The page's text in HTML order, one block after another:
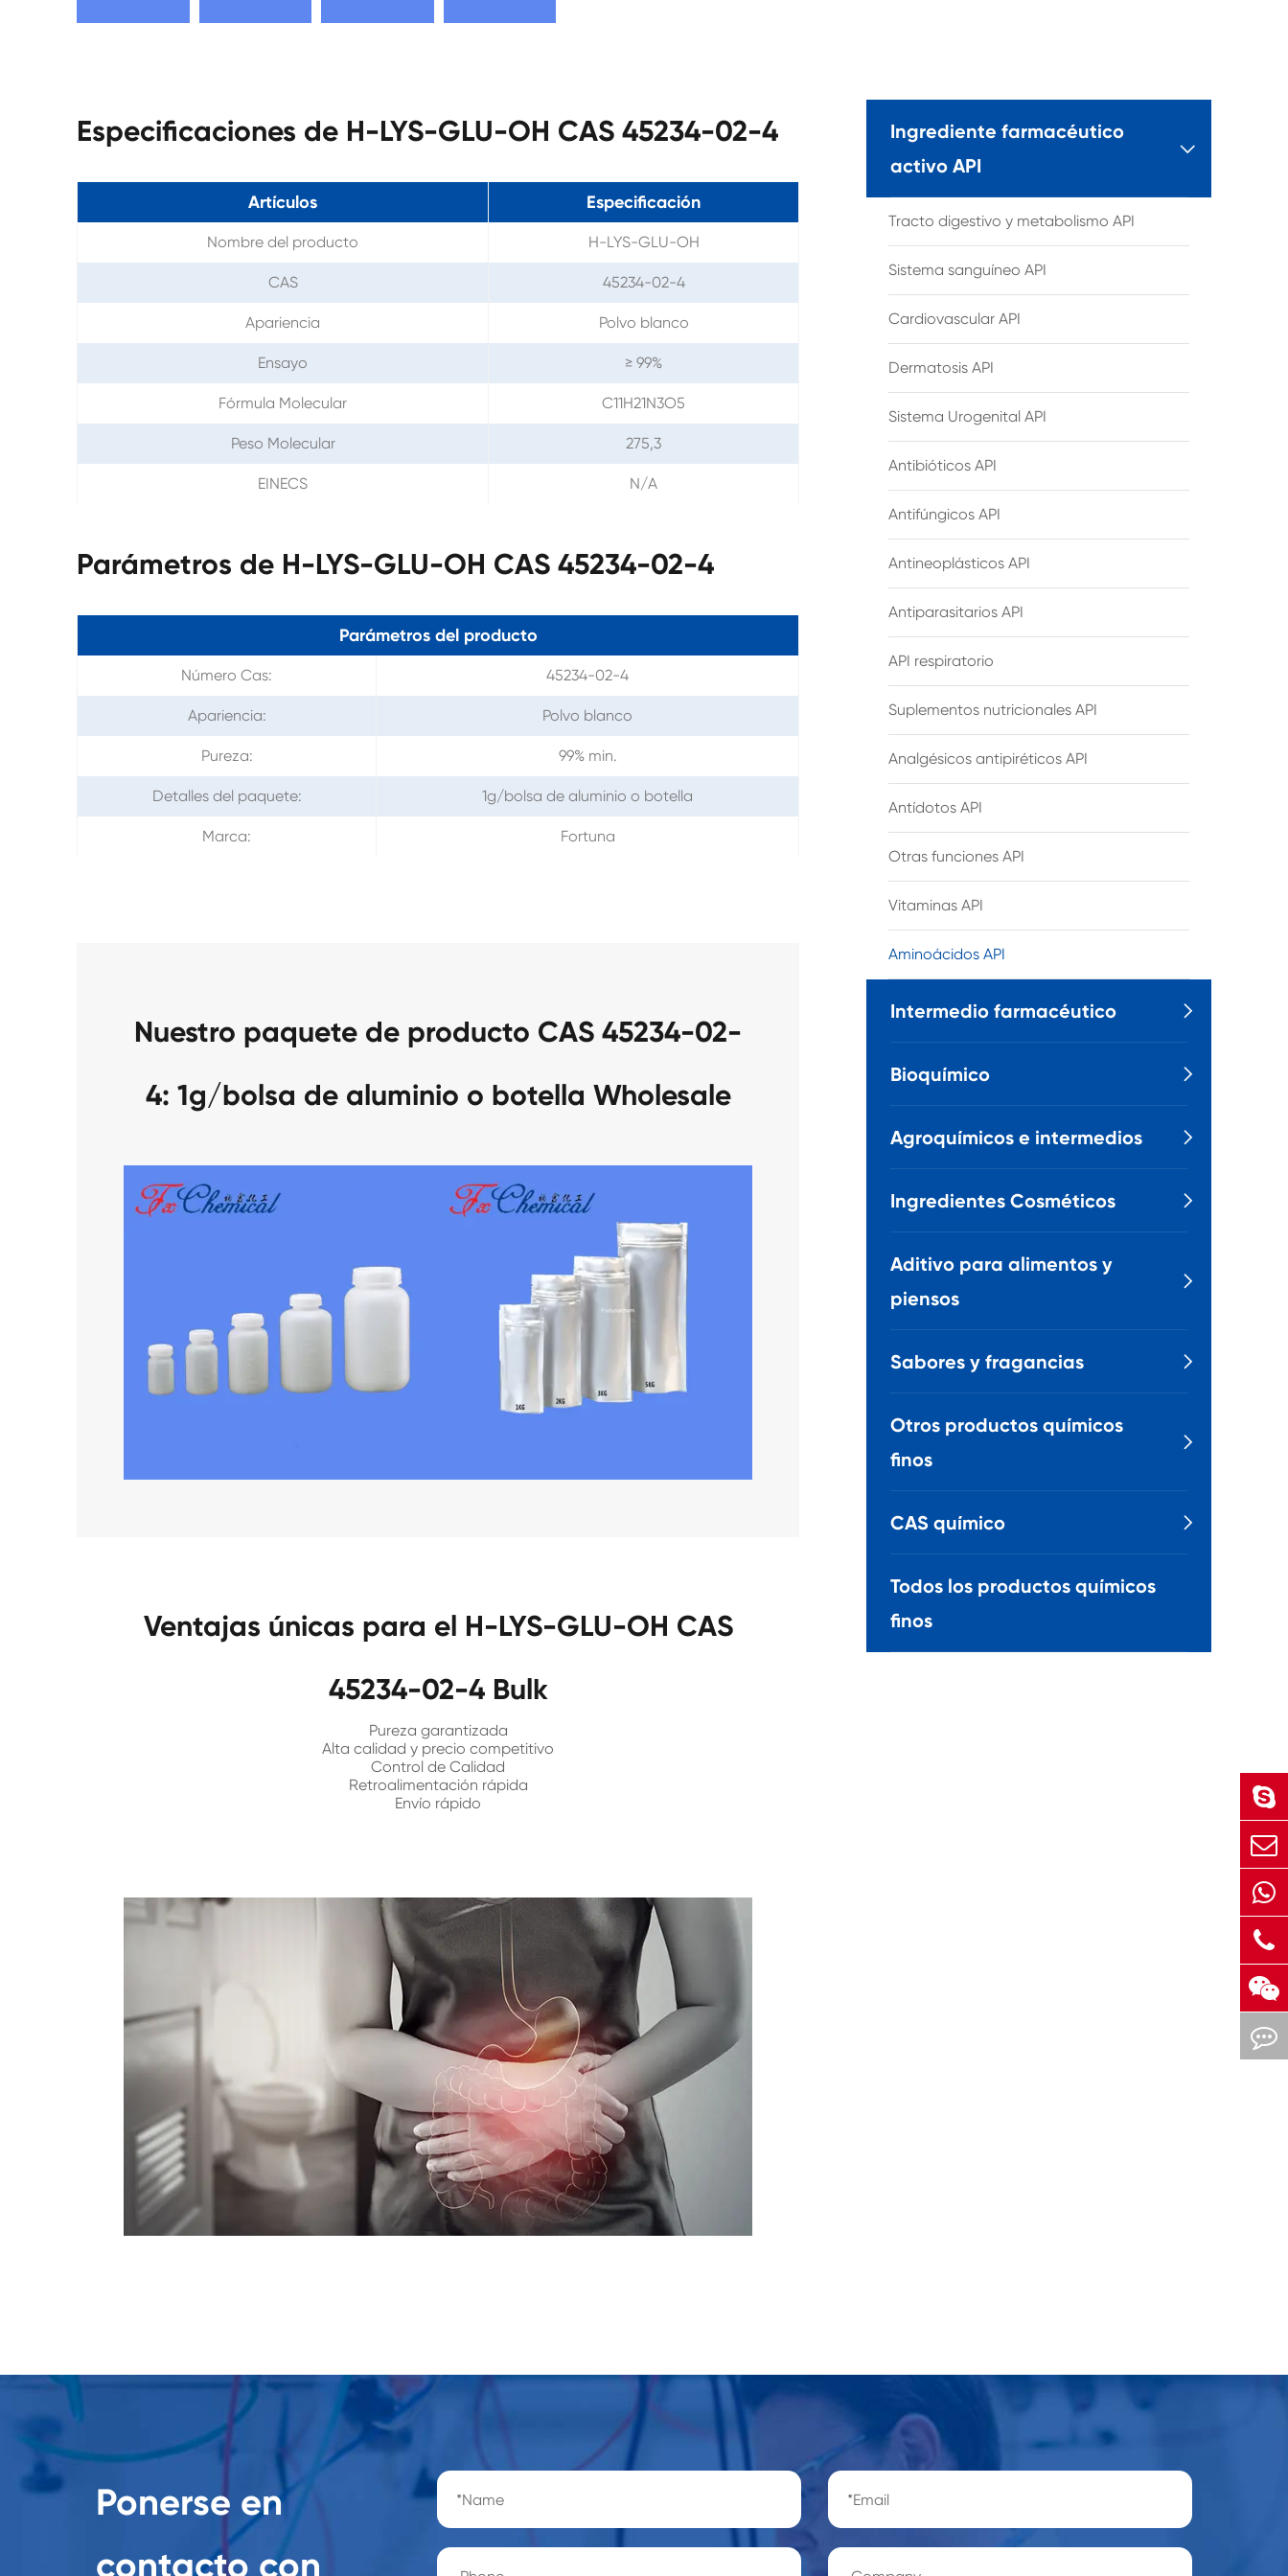
Especificaciones de H-LYS-GLU-OH CAS 45234-02-4
Artículos Especificación
Nombre del producto H-LYS-GLU-OH
CAS 45234-02-4
Apariencia Polvo blanco
Ensayo ≥ 99%
Fórmula Molecular C11H21N3O5
Peso Molecular 275,3
EINECS N/A
Parámetros de H-LYS-GLU-OH CAS 45234-02-4
Parámetros del producto
Número Cas: 45234-02-4
Apariencia: Polvo blanco
Pureza: 99% min.
Detalles del paquete: 1g/bolsa de aluminio o botella
Marca: Fortuna
Nuestro paquete de producto CAS 45234-02-
4: 1g/bolsa de aluminio o botella Wholesale
Ventajas únicas para el H-LYS-GLU-OH CAS
45234-02-4 Bulk
Pureza garantizada
Alta calidad y precio competitivo
Control de Calidad
Retroalimentación rápida
Envío rápido
Ingrediente farmacéutico
activo API

Tracto digestivo y metabolismo API
Sistema sanguíneo API
Cardiovascular API
Dermatosis API
Sistema Urogenital API
Antibióticos API
Antifúngicos API
Antineoplásticos API
Antiparasitarios API
API respiratorio
Suplementos nutricionales API
Analgésicos antipiréticos API
Antídotos API
Otras funciones API
Vitaminas API
Aminoácidos API
Intermedio farmacéutico 
Bioquímico 
Agroquímicos e intermedios 
Ingredientes Cosméticos 
Aditivo para alimentos y
piensos

Sabores y fragancias 
Otros productos químicos
finos

CAS químico 
Todos los productos químicos
finos
Ponerse en
contacto con